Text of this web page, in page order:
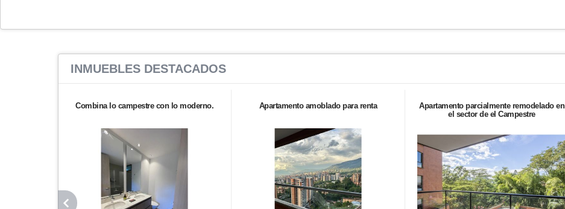
INMUEBLES DESTACADOS
Combina lo campestre con lo moderno. Apartamento amoblado para renta
Apartamento parcialmente remodelado en
el sector de el Campestre